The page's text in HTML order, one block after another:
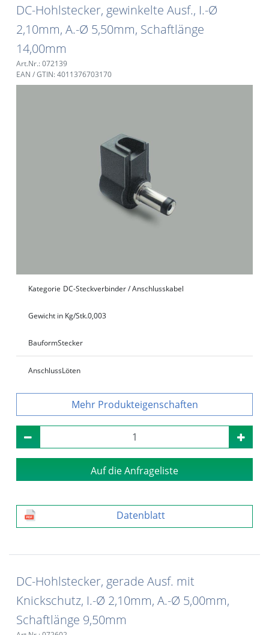
DC-Hohlstecker, gewinkelte Ausf., I.-Ø
2,10mm, A.-Ø 5,50mm, Schaftlänge
14,00mm
Art.Nr.: 072139
EAN / GTIN: 4011376703170
Kategorie DC-Steckverbinder / Anschlusskabel
Gewicht in Kg/Stk.0,003
BauformStecker
AnschlussLöten
Produkteigenschaften
Auf die Anfrageliste
Datenblatt
DC-Hohlstecker, gerade Ausf. mit
Knickschutz, I.-Ø 2,10mm, A.-Ø 5,00mm,
Schaftlänge 9,50mm